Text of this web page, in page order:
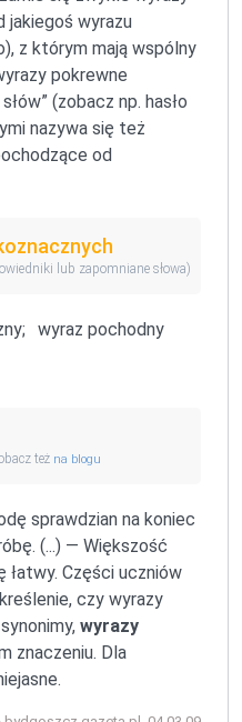
jakiegoś wyrazu
z którym mają wspólny
pokrewne
(zobacz np. hasło
nazywa się też
od
lub zapomniane słowa)
wyraz pochodny
też na blogu
sprawdzian na koniec
(...) — Większość
łatwy. Części uczniów
czy wyrazy
wyrazy
znaczeniu. Dla